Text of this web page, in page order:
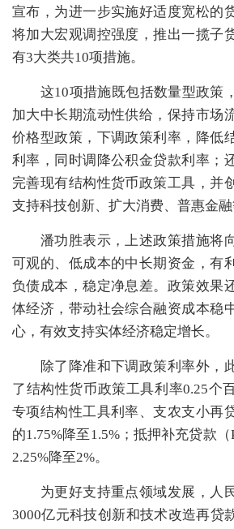
宣布，为进一步实施好适度宽松的
将加大宏观调控强度，推出一揽子
有3大类共10项措施。
这10项措施既包括数量型政策，
加大中长期流动性供给，保持市场
价格型政策，下调政策利率，降低
利率，同时调降公积金贷款利率；
完善现有结构性货币政策工具，并
支持科技创新、扩大消费、普惠金融
潘功胜表示，上述政策措施将
可观的、低成本的中长期资金，有
负债成本，稳定净息差。政策效果
体经济，带动社会综合融资成本稳
心，有效支持实体经济稳定增长。
除了降准和下调政策利率外，
了结构性货币政策工具利率0.25个
专项结构性工具利率、支农支小再
的1.75%降至1.5%；抵押补充贷款
2.25%降至2%。
为更好支持重点领域发展，人
3000亿元科技创新和技术改造再贷